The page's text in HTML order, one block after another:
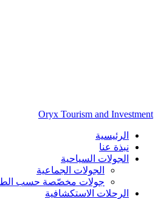
Oryx Tourism and Investment
الرئيسية
نبذة عنا
الجولات السياحية
الجولات الجماعية
جولات مخصّصة حسب
الرحلات الاستكشافية